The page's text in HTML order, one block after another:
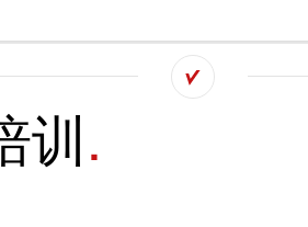
市政设施
训